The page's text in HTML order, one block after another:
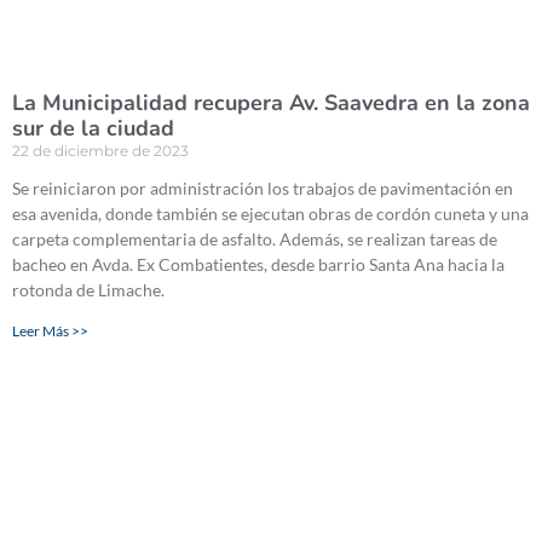
La Municipalidad recupera Av. Saavedra en la zona
sur de la ciudad
22 de diciembre de 2023
Se reiniciaron por administración los trabajos de pavimentación en
esa avenida, donde también se ejecutan obras de cordón cuneta y una
carpeta complementaria de asfalto. Además, se realizan tareas de
bacheo en Avda. Ex Combatientes, desde barrio Santa Ana hacia la
rotonda de Limache.
Leer Más >>